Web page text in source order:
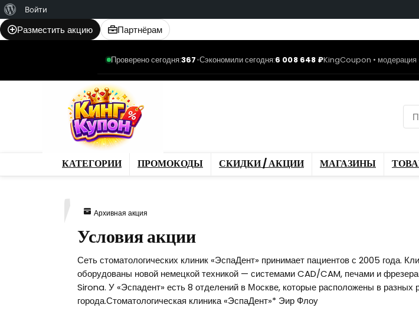
WordPress
Войти
Разместить акцию Партнёрам
Проверено сегодня:367•Сэкономили сегодня:6 008 648 ₽KingCoupon • модерация
КАТЕГОРИИ ПРОМОКОДЫ СКИДКИ / АКЦИИ МАГАЗИНЫ
Архивная акция
Условия акции
Сеть стоматологических клиник «ЭспаДент» принимает пациентов с 2005 года.
оборудованы новой немецкой техникой — системами CAD/CAM, печами и
Sirona. У «Эспадент» есть 8 отделений в Москве, которые расположены в разных
города.Стоматологическая клиника «ЭспаДент»* Эир Флоу